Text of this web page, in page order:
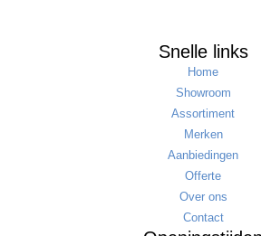
Snelle links
Home
Showroom
Assortiment
Merken
Aanbiedingen
Offerte
Over ons
Contact